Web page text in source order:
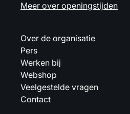
Meer over openingstijden
Over de organisatie
Pers
Werken bij
Webshop
Veelgestelde vragen
Contact